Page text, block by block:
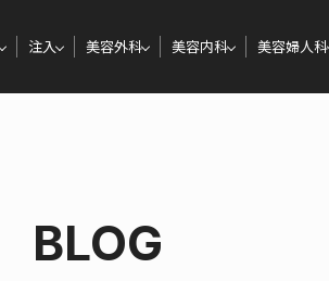
注入 美容外科 美容内科 美容婦人科
BLOG